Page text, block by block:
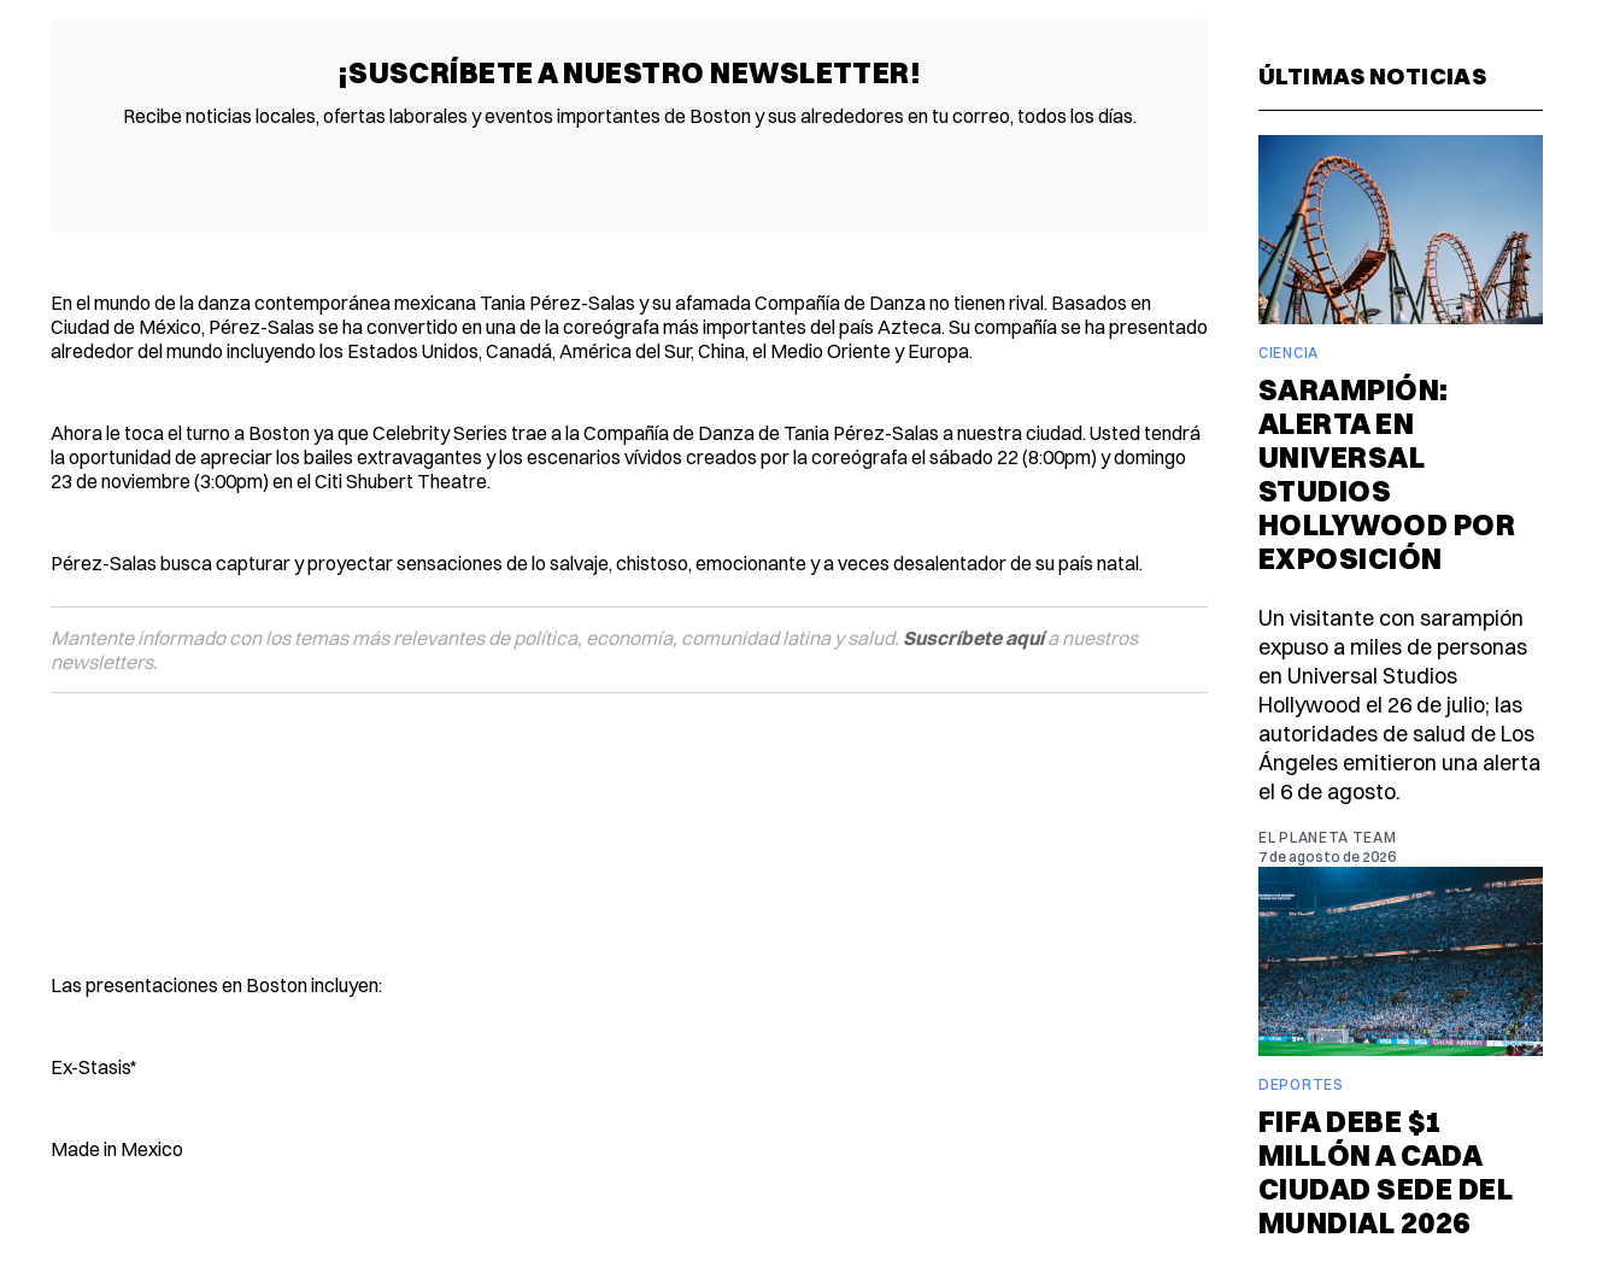
¡SUSCRÍBETE A NUESTRO NEWSLETTER!
Recibe noticias locales, ofertas laborales y eventos importantes de Boston y sus alrededores en tu correo, todos los días.
En el mundo de la danza contemporánea mexicana Tania Pérez-Salas y su afamada Compañía de Danza no tienen rival. Basados en
Ciudad de México, Pérez-Salas se ha convertido en una de la coreógrafa más importantes del país Azteca. Su compañía se ha presentado
alrededor del mundo incluyendo los Estados Unidos, Canadá, América del Sur, China, el Medio Oriente y Europa.
Ahora le toca el turno a Boston ya que Celebrity Series trae a la Compañía de Danza de Tania Pérez-Salas a nuestra ciudad. Usted tendrá
la oportunidad de apreciar los bailes extravagantes y los escenarios vívidos creados por la coreógrafa el sábado 22 (8:00pm) y domingo
23 de noviembre (3:00pm) en el Citi Shubert Theatre.
Pérez-Salas busca capturar y proyectar sensaciones de lo salvaje, chistoso, emocionante y a veces desalentador de su país natal.
Mantente informado con los temas más relevantes de política, economía, comunidad latina y salud. Suscríbete aquía nuestros
newsletters.
Las presentaciones en Boston incluyen:
Ex-Stasis*
Made in Mexico
ÚLTIMAS NOTICIAS
CIENCIA
SARAMPIÓN:
ALERTA EN
UNIVERSAL
STUDIOS
HOLLYWOOD POR
EXPOSICIÓN
Un visitante con sarampión
expuso a miles de personas
en Universal Studios
Hollywood el 26 de julio; las
autoridades de salud de Los
Ángeles emitieron una alerta
el 6 de agosto.
EL PLANETA TEAM
7 de agosto de 2026
DEPORTES
FIFA DEBE $1
MILLÓN A CADA
CIUDAD SEDE DEL
MUNDIAL 2026